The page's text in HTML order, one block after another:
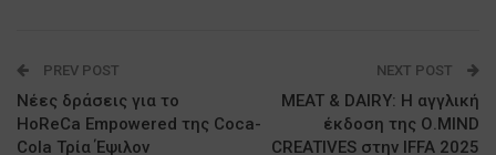
PREV POST
Νέες δράσεις για το
HoReCa Empowered της Coca-
Cola Τρία Έψιλον
NEXT POST
MEAT & DAIRY: Η αγγλική
έκδοση της Ο.MIND
CREATIVES στην IFFA 2025